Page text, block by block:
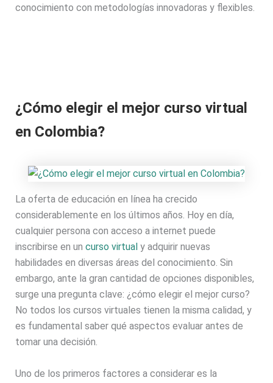
conocimiento con metodologías innovadoras y flexibles.
¿Cómo elegir el mejor curso virtual
en Colombia?
La oferta de educación en línea ha crecido
considerablemente en los últimos años. Hoy en día,
cualquier persona con acceso a internet puede
inscribirse en un curso virtualy adquirir nuevas
habilidades en diversas áreas del conocimiento. Sin
embargo, ante la gran cantidad de opciones disponibles,
surge una pregunta clave: ¿cómo elegir el mejor curso?
No todos los cursos virtuales tienen la misma calidad, y
es fundamental saber qué aspectos evaluar antes de
tomar una decisión.
Uno de los primeros factores a considerar es la